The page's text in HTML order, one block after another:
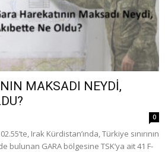
MAKSADI NEYDİ,
0
Irak Kürdistan’ında, Türkiye sınırının
bulunan GARA bölgesine TSK’ya ait 41 F-